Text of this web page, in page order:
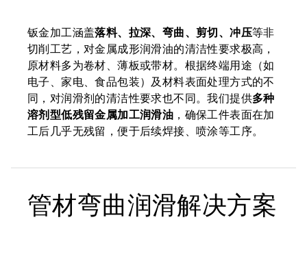
钣金加工涵盖落料、拉深、弯曲、剪切、冲压等非
切削工艺，对金属成形润滑油的清洁性要求极高，
原材料多为卷材、薄板或带材。根据终端用途（如
电子、家电、食品包装）及材料表面处理方式的不
同，对润滑剂的清洁性要求也不同。我们提供多种
溶剂型低残留金属加工润滑油 ，确保工件表面在加
工后几乎无残留，便于后续焊接、喷涂等工序。
管材弯曲润滑解决方案